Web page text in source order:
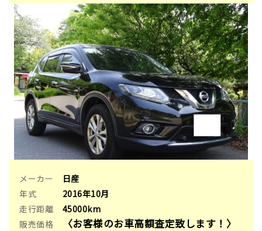
メーカー
日産
年式
2016年10月
走行距離
45000km
販売価格
〈お客様のお車高額査定致します！〉